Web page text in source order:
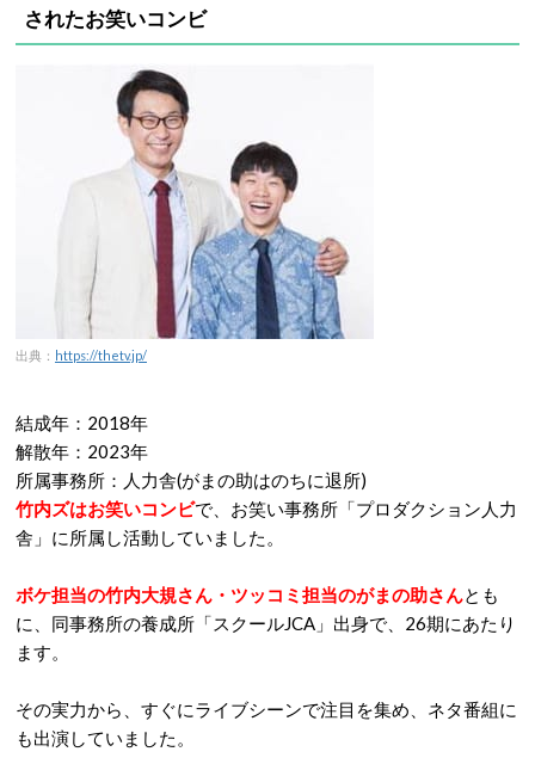
されたお笑いコンビ
出典： https://thetv.jp/
結成年：2018年
解散年：2023年
所属事務所：人力舎(がまの助はのちに退所)
竹内ズはお笑いコンビで、お笑い事務所「プロダクション人力
舎」に所属し活動していました。
ボケ担当の竹内大規さん・ツッコミ担当のがまの助さんとも
に、同事務所の養成所「スクールJCA」出身で、26期にあたり
ます。
その実力から、すぐにライブシーンで注目を集め、ネタ番組に
も出演していました。